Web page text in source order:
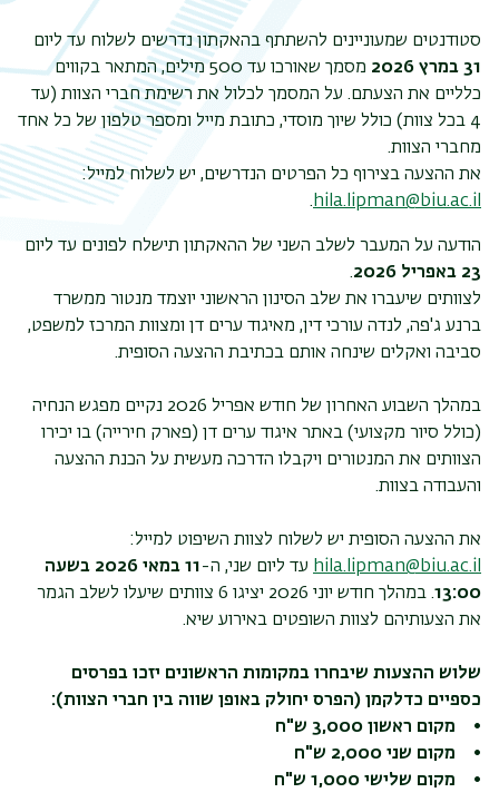
סטודנטים שמעוניינים להשתתף בהאקתון נדרשים לשלוח עד ליום
31 במרץ 2026
מסמך שאורכו עד 500 מילים, המתאר בקווים
כלליים את הצעתם. על המסמך לכלול את רשימת חברי הצוות (עד
4 בכל צוות) כולל שיוך מוסדי, כתובת מייל ומספר טלפון של כל אחד
מחברי הצוות.
את ההצעה בצירוף כל הפרטים הנדרשים, יש לשלוח למייל:
hila.lipman@biu.ac.il
.
הודעה על המעבר לשלב השני של ההאקתון תישלח לפונים עד ליום
23 באפריל 2026
.
לצוותים שיעברו את שלב הסינון הראשוני יוצמד מנטור ממשרד
ברנע ג'פה, לנדה עורכי דין, מאיגוד ערים דן ומצוות המרכז למשפט,
סביבה ואקלים שינחה אותם בכתיבת ההצעה הסופית.
במהלך השבוע האחרון של חודש אפריל 2026 נקיים מפגש הנחיה
(כולל סיור מקצועי) באתר איגוד ערים דן (פארק חירייה) בו יכירו
הצוותים את המנטורים ויקבלו הדרכה מעשית על הכנת ההצעה
והעבודה בצוות.
את ההצעה הסופית יש לשלוח לצוות השיפוט למייל:
hila.lipman@biu.ac.il עד ליום שני, ה-
11 במאי 2026 בשעה
13:00
. במהלך חודש יוני 2026 יציגו 6 צוותים שיעלו לשלב הגמר
את הצעותיהם לצוות השופטים באירוע שיא.
שלוש ההצעות שיבחרו במקומות הראשונים יזכו בפרסים
כספיים כדלקמן (הפרס יחולק באופן שווה בין חברי הצוות):
• מקום ראשון 3,000 ש"ח
• מקום שני 2,000 ש"ח
• מקום שלישי 1,000 ש"ח